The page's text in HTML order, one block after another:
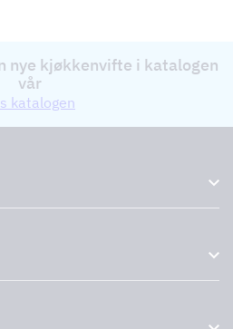
nye kjøkkenvifte i katalogen
vår
katalogen